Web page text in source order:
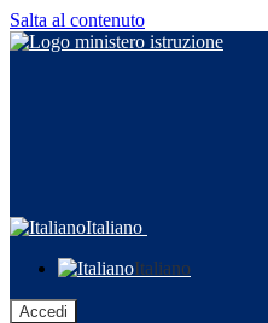
Salta al contenuto
Italiano
Italiano
Accedi